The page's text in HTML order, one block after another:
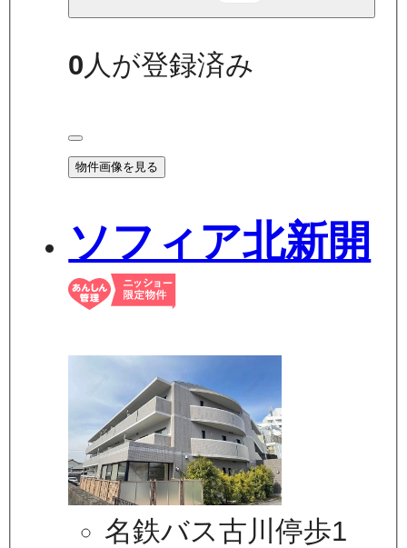
0人が登録済み
物件画像を見る
ソフィア北新開
名鉄バス古川停歩1